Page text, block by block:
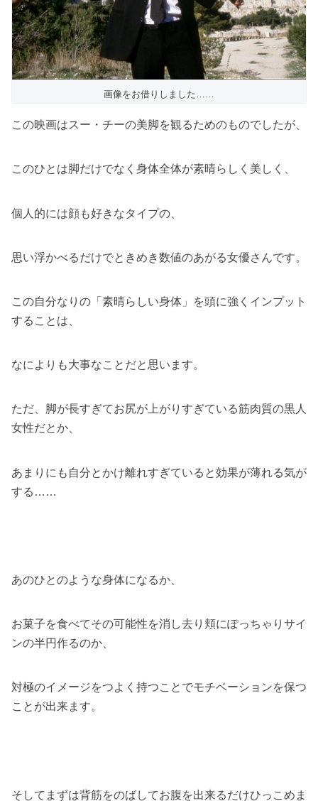
画像をお借りしました……
この映画はスー・チーの美脚を観るためのものでしたが、
このひとは脚だけでなく身体全体が素晴らしく美しく、
個人的には顔も好きなタイプの、
思い浮かべるだけでときめき数値のあがる女優さんです。
この自分なりの「素晴らしい身体」を頭に強くインプット
することは、
なによりも大事なことだと思います。
ただ、脚が長すぎてお尻が上がりすぎている筋肉質の黒人
女性だとか、
あまりにも自分とかけ離れすぎていると効果が薄れる気が
する……
あのひとのような身体になるか、
お菓子を食べてその可能性を消し去り頬にぽっちゃりサイ
ンの半円作るのか、
対極のイメージをつよく持つことでモチベーションを保つ
ことが出来ます。
そしてまずは背筋をのばしてお腹を出来るだけひっこめま